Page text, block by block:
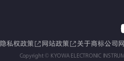
隐私权政策 网站政策 关于商标公司
Copyright © KYOWA ELECTRONIC